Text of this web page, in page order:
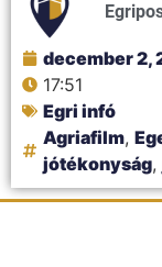
december 2,
17:51
Egri infó
Agriafilm,
jótékonyság,